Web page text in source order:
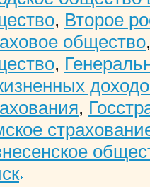
, Второе
общество
,
,